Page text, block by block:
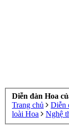
Diễn đàn Hoa
Trang chủ
Diễn
loài Hoa
Nghệ